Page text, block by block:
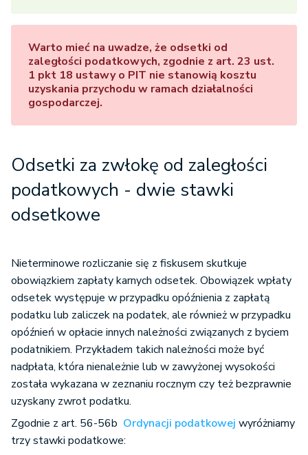
Warto mieć na uwadze, że odsetki od
zaległości podatkowych, zgodnie z art. 23 ust.
1 pkt 18 ustawy o PIT nie stanowią kosztu
uzyskania przychodu w ramach działalności
gospodarczej.
Odsetki za zwłokę od zaległości
podatkowych - dwie stawki
odsetkowe
Nieterminowe rozliczanie się z fiskusem skutkuje
obowiązkiem zapłaty karnych odsetek. Obowiązek wpłaty
odsetek występuje w przypadku opóźnienia z zapłatą
podatku lub zaliczek na podatek, ale również w przypadku
opóźnień w opłacie innych należności związanych z byciem
podatnikiem. Przykładem takich należności może być
nadpłata, która nienależnie lub w zawyżonej wysokości
została wykazana w zeznaniu rocznym czy też bezprawnie
uzyskany zwrot podatku.
Zgodnie z art. 56-56b Ordynacji podatkowej wyróżniamy
trzy stawki podatkowe: